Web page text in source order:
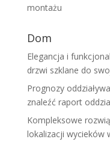
montażu
Dom
Elegancja i
drzwi szklane do
Prognozy
znaleźć raport
Kompleksowe
lokalizacji wycieków